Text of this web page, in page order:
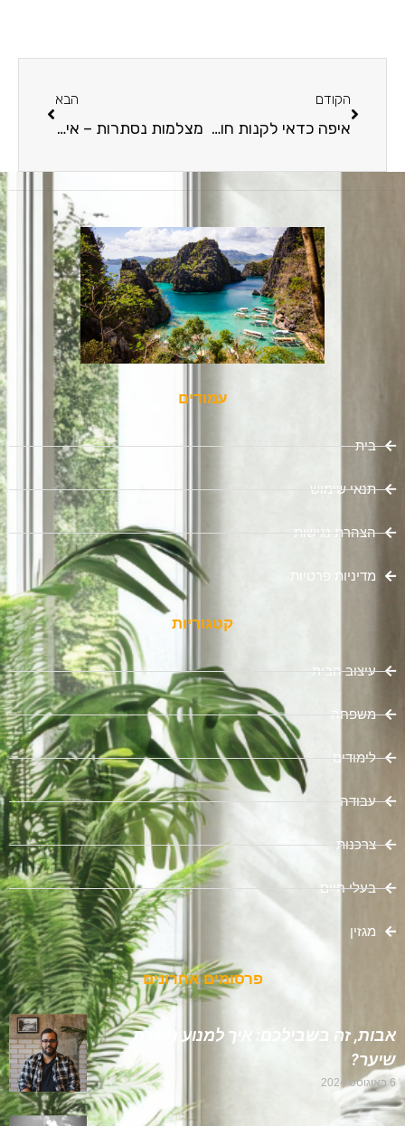
הקודם
איפה כדאי לקנות חומרי יצירה?
הבא
מצלמות נסתרות – איך אפשר למצוא אותן?
עמודים
בית
תנאי שימוש
הצהרת נגישות
מדיניות פרטיות
קטגוריות
עיצוב הבית
משפחה
לימודים
עבודה
צרכנות
בעלי חיים
מגזין
פרסומים אחרונים
אבות, זה בשבילכם: איך למנוע נשירת
שיער?
6 באוגוסט 2024